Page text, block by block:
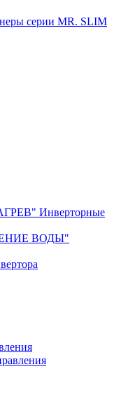
серии MR. SLIM
Инверторные
ВОДЫ"